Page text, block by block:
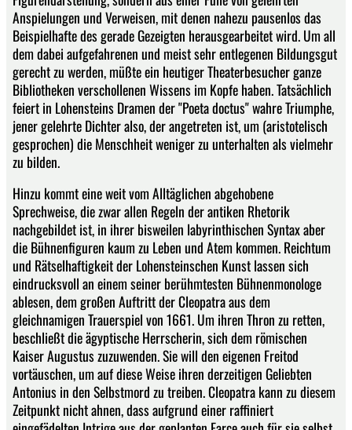
Anspielungen und Verweisen, mit denen nahezu pausenlos das
Beispielhafte des gerade Gezeigten herausgearbeitet wird. Um all
dem dabei aufgefahrenen und meist sehr entlegenen Bildungsgut
gerecht zu werden, müßte ein heutiger Theaterbesucher ganze
Bibliotheken verschollenen Wissens im Kopfe haben. Tatsächlich
feiert in Lohensteins Dramen der "Poeta doctus" wahre Triumphe,
jener gelehrte Dichter also, der angetreten ist, um (aristotelisch
gesprochen) die Menschheit weniger zu unterhalten als vielmehr
zu bilden.
Hinzu kommt eine weit vom Alltäglichen abgehobene
Sprechweise, die zwar allen Regeln der antiken Rhetorik
nachgebildet ist, in ihrer bisweilen labyrinthischen Syntax aber
die Bühnenfiguren kaum zu Leben und Atem kommen. Reichtum
und Rätselhaftigkeit der Lohensteinschen Kunst lassen sich
eindrucksvoll an einem seiner berühmtesten Bühnenmonologe
ablesen, dem großen Auftritt der Cleopatra aus dem
gleichnamigen Trauerspiel von 1661. Um ihren Thron zu retten,
beschließt die ägyptische Herrscherin, sich dem römischen
Kaiser Augustus zuzuwenden. Sie will den eigenen Freitod
vortäuschen, um auf diese Weise ihren derzeitigen Geliebten
Antonius in den Selbstmord zu treiben. Cleopatra kann zu diesem
Zeitpunkt nicht ahnen, dass aufgrund einer raffiniert